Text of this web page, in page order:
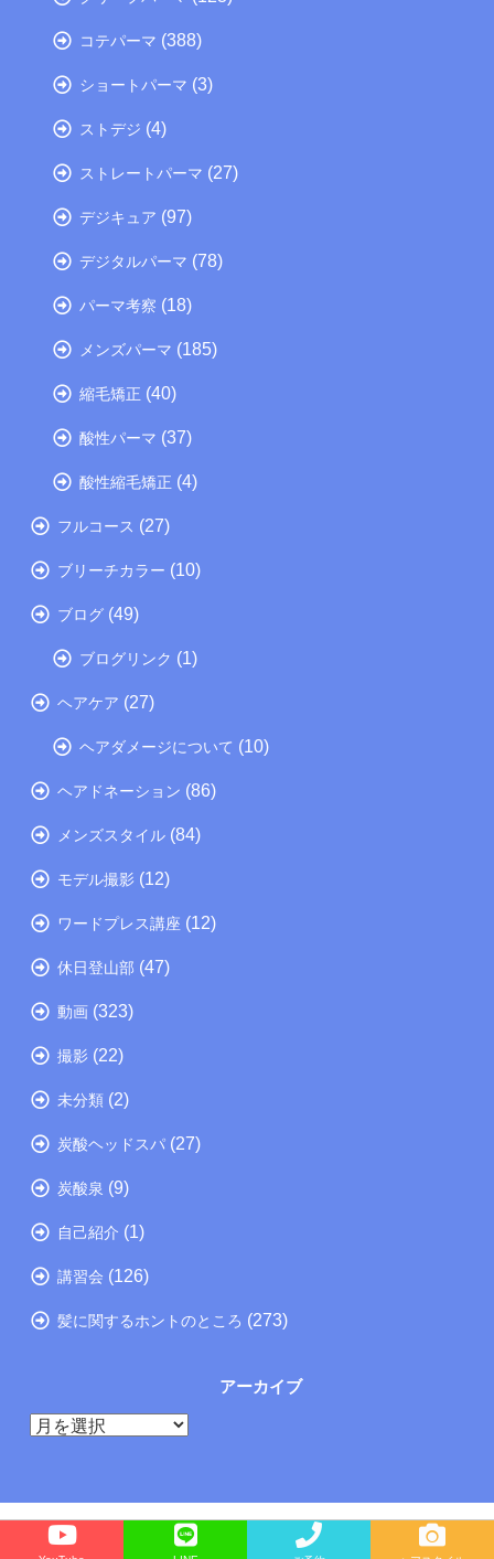
コテパーマ (388)
ショートパーマ (3)
ストデジ (4)
ストレートパーマ (27)
デジキュア (97)
デジタルパーマ (78)
パーマ考察 (18)
メンズパーマ (185)
縮毛矯正 (40)
酸性パーマ (37)
酸性縮毛矯正 (4)
フルコース (27)
ブリーチカラー (10)
ブログ (49)
ブログリンク (1)
ヘアケア (27)
ヘアダメージについて (10)
ヘアドネーション (86)
メンズスタイル (84)
モデル撮影 (12)
ワードプレス講座 (12)
休日登山部 (47)
動画 (323)
撮影 (22)
未分類 (2)
炭酸ヘッドスパ (27)
炭酸泉 (9)
自己紹介 (1)
講習会 (126)
髪に関するホントのところ (273)
アーカイブ
ア
ブ
Copyright©
たつの市の美容院メーカー講師が教えるぺったんこ髪の解決方法ブログ, 2025 All